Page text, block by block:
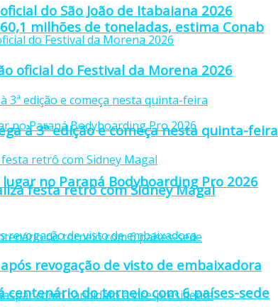
milhões de toneladas, estima Conab
no Paraná Bodyboarding Pro 2026
centenário do torneio com 6 países-sede
do São João de Itabaiana 2026
oficial do Festival da Morena 2026
à 3ª edição e começa nesta quinta-feira
festa retrô com Sidney Magal
revogação de visto de embaixadora